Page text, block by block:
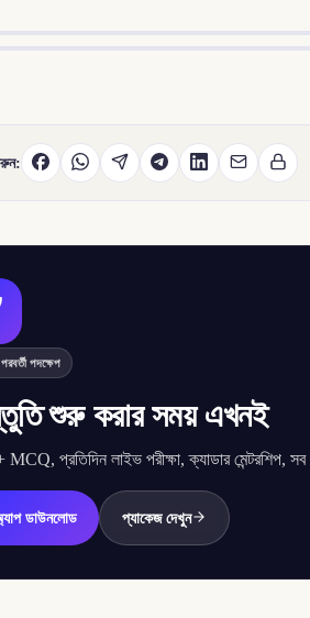
পদক্ষেপ
শুরু করার সময় এখনই
প্রতিদিন লাইভ পরীক্ষা, ক্যাডার মেন্টরশিপ,
ডাউনলোড প্যাকেজ দেখুন